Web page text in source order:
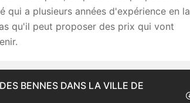
qui a plusieurs années d'expérience en la
qu'il peut proposer des prix qui vont
BENNES DANS LA VILLE DE